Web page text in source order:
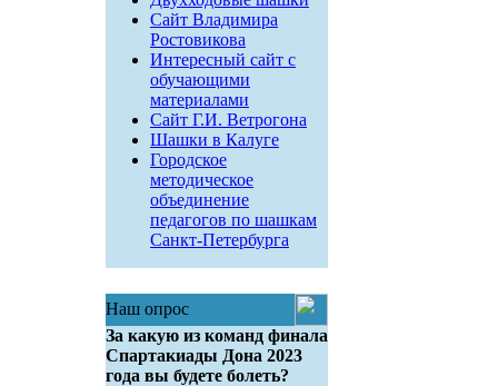
Сайт Владимира
Ростовикова
Интересный сайт с
обучающими
материалами
Сайт Г.И. Ветрогона
Шашки в Калуге
Городское
методическое
объединение
педагогов по шашкам
Санкт-Петербурга
Наш опрос
За какую из команд финала
Спартакиады Дона 2023
года вы будете болеть?